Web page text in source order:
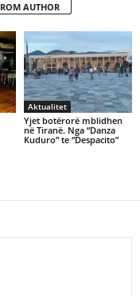
AUTHOR
Aktualitet
Yjet botërorë mblidhen
në Tiranë. Nga “Danza
Kuduro” te “Despacito”